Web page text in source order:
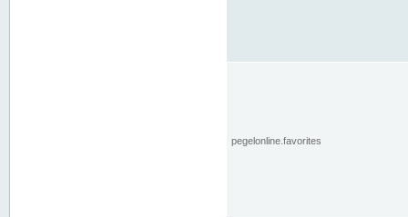
pegelonline.favorites